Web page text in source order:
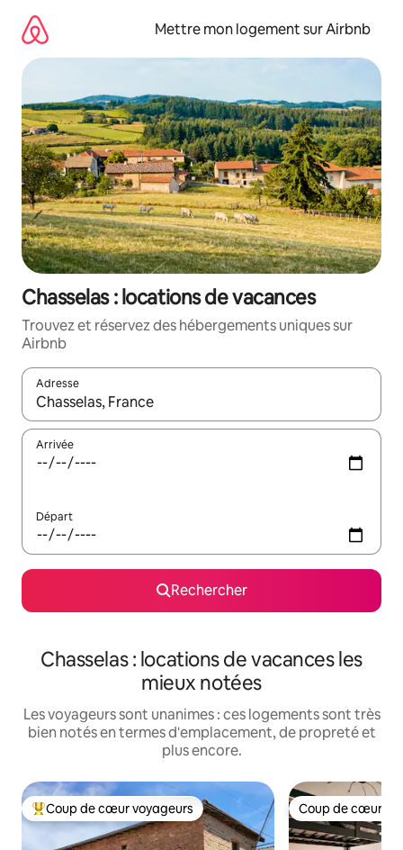
directement
contenu
Mettre mon logement sur Airbnb
Chasselas : locations de vacances
Trouvez et réservez des hébergements uniques sur
Airbnb
Adresse
Lorsque les résultats s'affichent, utilisez les flèches vers le
Arrivée
Départ
Rechercher
Chasselas : locations de vacances les
mieux notées
Les voyageurs sont unanimes : ces logements sont très
bien notés en termes d'emplacement, de propreté et
plus encore.
Coups de cœur voyageurs les plus appréciés
Coup de cœur voyageurs Coup de cœur
Coup de cœur